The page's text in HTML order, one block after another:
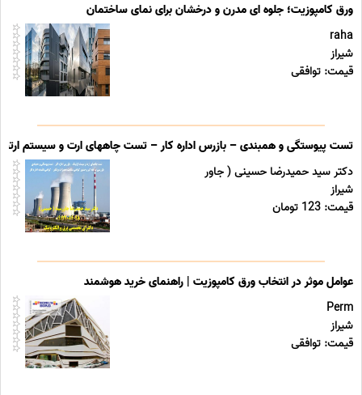
ورق کامپوزیت؛ جلوه ای مدرن و درخشان برای نمای ساختمان
raha
شیراز
قیمت: توافقی
تست پیوستگی و همبندی – بازرس اداره کار – تست چاههای ارت و سیستم
دکتر سید حمیدرضا حسینی ( جاور
شیراز
قیمت: 123 تومان
عوامل موثر در انتخاب ورق کامپوزیت | راهنمای خرید هوشمند
Perm
شیراز
قیمت: توافقی